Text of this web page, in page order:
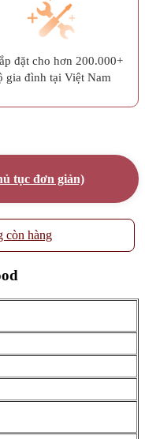
đặt cho hơn 200.000+
gia đình tại Việt Nam
tục đơn giản)
còn hàng